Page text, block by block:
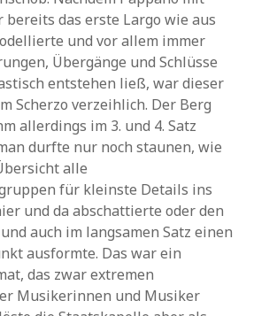
bereits das erste Largo wie aus
und vor allem immer
Übergänge und Schlüsse
entstehen ließ, war dieser
Scherzo verzeihlich. Der Berg
allerdings im 3. und 4. Satz
durfte nur noch staunen, wie
alle
für kleinste Details ins
und da abschattierte oder den
auch im langsamen Satz einen
ausformte. Das war ein
das zwar extremen
Musikerinnen und Musiker